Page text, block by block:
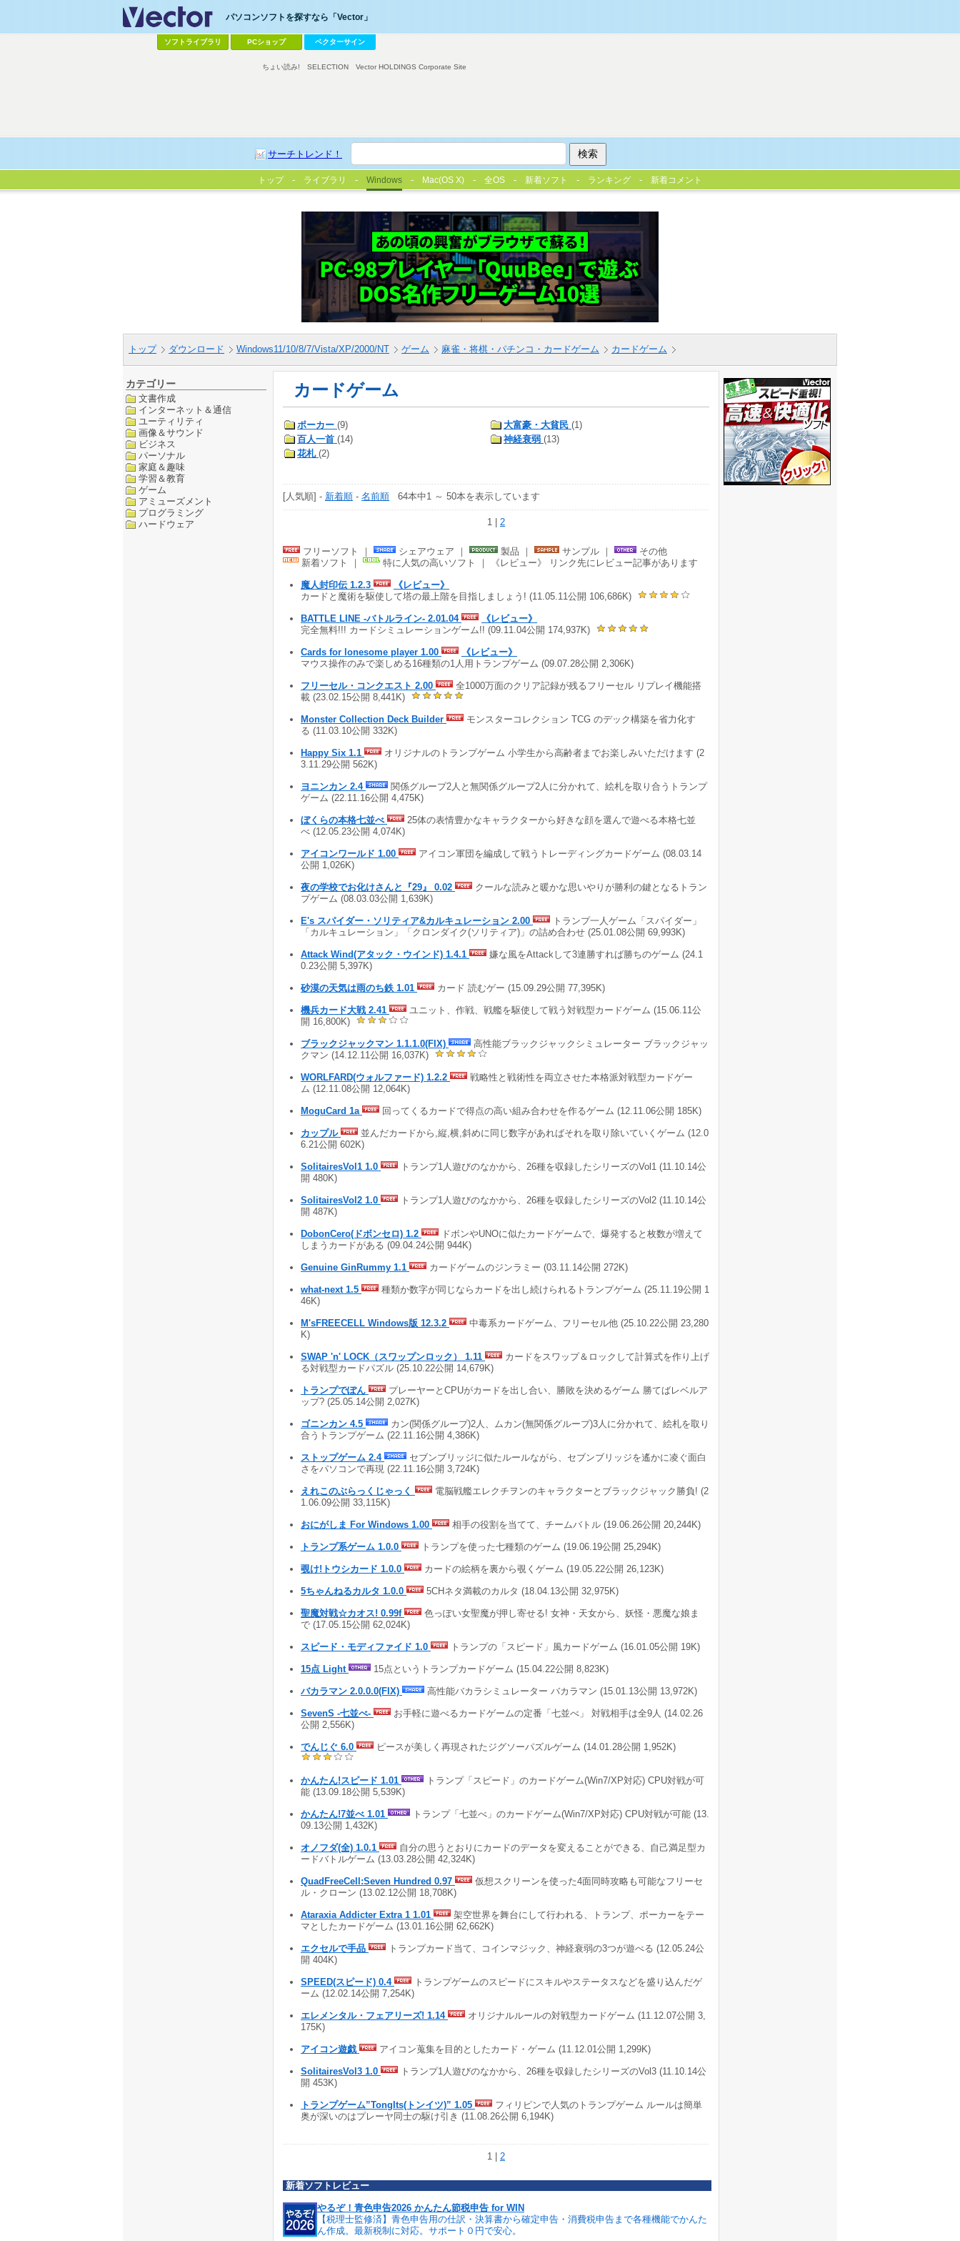
パソコンソフトを探すなら「Vector」
ソフトライブラリ PCショップ ベクターサイン
サーチトレンド！
ちょい読み! SELECTION Vector HOLDINGS Corporate Site
トップ ライブラリ Windows Mac(OS X) 全OS 新着ソフト ランキング 新着コメント
トップ ダウンロード Windows11/10/8/7/Vista/XP/2000/NT ゲーム 麻雀・将棋・パチンコ・カードゲーム カードゲーム
カテゴリー
文書作成
インターネット＆通信
ユーティリティ
画像＆サウンド
ビジネス
パーソナル
家庭＆趣味
学習＆教育
ゲーム
アミューズメント
プログラミング
ハードウェア
カードゲーム
ポーカー (9) 大富豪・大貧民 (1)
百人一首 (14) 神経衰弱 (13)
花札 (2)
[人気順] - 新着順 - 名前順 64本中1 ～ 50本を表示しています
1 | 2
フリーソフト ｜ シェアウェア ｜ 製品 ｜ サンプル ｜
その他
新着ソフト ｜
特に人気の高いソフト ｜ 《レビュー》 リンク先にレビュー記事があります
魔人封印伝 1.2.3
《レビュー》
カードと魔術を駆使して塔の最上階を目指しましょう! (11.05.11公開 106,686K)
BATTLE LINE -バトルライン- 2.01.04
《レビュー》
完全無料!!! カードシミュレーションゲーム!! (09.11.04公開 174,937K)
Cards for lonesome player 1.00
《レビュー》
マウス操作のみで楽しめる16種類の1人用トランプゲーム (09.07.28公開 2,306K)
フリーセル・コンクエスト 2.00
全1000万面のクリア記録が残るフリーセル リプレイ機能搭
載 (23.02.15公開 8,441K)
Monster Collection Deck Builder
モンスターコレクション TCG のデック構築を省力化す
る (11.03.10公開 332K)
Happy Six 1.1
オリジナルのトランプゲーム 小学生から高齢者までお楽しみいただけます (2
3.11.29公開 562K)
ヨニンカン 2.4
関係グループ2人と無関係グループ2人に分かれて、絵札を取り合うトランプ
ゲーム (22.11.16公開 4,475K)
ぼくらの本格七並べ
25体の表情豊かなキャラクターから好きな顔を選んで遊べる本格七並
べ (12.05.23公開 4,074K)
アイコンワールド 1.00
アイコン軍団を編成して戦うトレーディングカードゲーム (08.03.14
公開 1,026K)
夜の学校でお化けさんと『29』 0.02
クールな読みと暖かな思いやりが勝利の鍵となるトラン
プゲーム (08.03.03公開 1,639K)
E's スパイダー・ソリティア&カルキュレーション 2.00
トランプ一人ゲーム「スパイダー」
「カルキュレーション」「クロンダイク(ソリティア)」の詰め合わせ (25.01.08公開 69,993K)
Attack Wind(アタック・ウインド) 1.4.1
嫌な風をAttackして3連勝すれば勝ちのゲーム (24.1
0.23公開 5,397K)
砂漠の天気は雨のち鉄 1.01 カード 読むゲー (15.09.29公開 77,395K)
機兵カード大戦 2.41
ユニット、作戦、戦艦を駆使して戦う対戦型カードゲーム (15.06.11公
開 16,800K)
ブラックジャックマン 1.1.1.0(FIX)
高性能ブラックジャックシミュレーター ブラックジャッ
クマン (14.12.11公開 16,037K)
WORLFARD(ウォルファード) 1.2.2
戦略性と戦術性を両立させた本格派対戦型カードゲー
ム (12.11.08公開 12,064K)
MoguCard 1a 回ってくるカードで得点の高い組み合わせを作るゲーム (12.11.06公開 185K)
カップル
並んだカードから,縦,横,斜めに同じ数字があればそれを取り除いていくゲーム (12.0
6.21公開 602K)
SolitairesVol1 1.0
トランプ1人遊びのなかから、26種を収録したシリーズのVol1 (11.10.14公
開 480K)
SolitairesVol2 1.0
トランプ1人遊びのなかから、26種を収録したシリーズのVol2 (11.10.14公
開 487K)
DobonCero(ドボンセロ) 1.2
ドボンやUNOに似たカードゲームで、爆発すると枚数が増えて
しまうカードがある (09.04.24公開 944K)
Genuine GinRummy 1.1 カードゲームのジンラミー (03.11.14公開 272K)
what-next 1.5
種類か数字が同じならカードを出し続けられるトランプゲーム (25.11.19公開 1
46K)
M'sFREECELL Windows版 12.3.2
中毒系カードゲーム、フリーセル他 (25.10.22公開 23,280
K)
SWAP 'n' LOCK（スワップンロック） 1.11
カードをスワップ＆ロックして計算式を作り上げ
る対戦型カードパズル (25.10.22公開 14,679K)
トランプでぽん
プレーヤーとCPUがカードを出し合い、勝敗を決めるゲーム 勝てばレベルア
ップ? (25.05.14公開 2,027K)
ゴニンカン 4.5
カン(関係グループ)2人、ムカン(無関係グループ)3人に分かれて、絵札を取り
合うトランプゲーム (22.11.16公開 4,386K)
ストップゲーム 2.4
セブンブリッジに似たルールながら、セブンブリッジを遙かに凌ぐ面白
さをパソコンで再現 (22.11.16公開 3,724K)
えれこのぶらっくじゃっく
電脳戦艦エレクチヲンのキャラクターとブラックジャック勝負! (2
1.06.09公開 33,115K)
おにがしま For Windows 1.00 相手の役割を当てて、チームバトル (19.06.26公開 20,244K)
トランプ系ゲーム 1.0.0 トランプを使った七種類のゲーム (19.06.19公開 25,294K)
覗け!トウシカード 1.0.0 カードの絵柄を裏から覗くゲーム (19.05.22公開 26,123K)
5ちゃんねるカルタ 1.0.0 5CHネタ満載のカルタ (18.04.13公開 32,975K)
聖魔対戦☆カオス! 0.99f
色っぽい女聖魔が押し寄せる! 女神・天女から、妖怪・悪魔な娘ま
で (17.05.15公開 62,024K)
スピード・モディファイド 1.0 トランプの「スピード」風カードゲーム (16.01.05公開 19K)
15点 Light 15点というトランプカードゲーム (15.04.22公開 8,823K)
バカラマン 2.0.0.0(FIX) 高性能バカラシミュレーター バカラマン (15.01.13公開 13,972K)
SevenS -七並べ-
お手軽に遊べるカードゲームの定番「七並べ」 対戦相手は全9人 (14.02.26
公開 2,556K)
でんじぐ 6.0 ピースが美しく再現されたジグソーパズルゲーム (14.01.28公開 1,952K)
かんたん!スピード 1.01
トランプ「スピード」のカードゲーム(Win7/XP対応) CPU対戦が可
能 (13.09.18公開 5,539K)
かんたん!7並べ 1.01
トランプ「七並べ」のカードゲーム(Win7/XP対応) CPU対戦が可能 (13.
09.13公開 1,432K)
オノフダ(全) 1.0.1
自分の思うとおりにカードのデータを変えることができる、自己満足型カ
ードバトルゲーム (13.03.28公開 42,324K)
QuadFreeCell:Seven Hundred 0.97
仮想スクリーンを使った4面同時攻略も可能なフリーセ
ル・クローン (13.02.12公開 18,708K)
Ataraxia Addicter Extra 1 1.01
架空世界を舞台にして行われる、トランプ、ポーカーをテー
マとしたカードゲーム (13.01.16公開 62,662K)
エクセルで手品
トランプカード当て、コインマジック、神経衰弱の3つが遊べる (12.05.24公
開 404K)
SPEED(スピード) 0.4
トランプゲームのスピードにスキルやステータスなどを盛り込んだゲ
ーム (12.02.14公開 7,254K)
エレメンタル・フェアリーズ! 1.14
オリジナルルールの対戦型カードゲーム (11.12.07公開 3,
175K)
アイコン遊戯 アイコン蒐集を目的としたカード・ゲーム (11.12.01公開 1,299K)
SolitairesVol3 1.0
トランプ1人遊びのなかから、26種を収録したシリーズのVol3 (11.10.14公
開 453K)
トランプゲーム”TongIts(トンイツ)” 1.05
フィリピンで人気のトランプゲーム ルールは簡単
奥が深いのはプレーヤ同士の駆け引き (11.08.26公開 6,194K)
1 | 2
新着ソフトレビュー
やるぞ！青色申告2026 かんたん節税申告 for WIN
【税理士監修済】青色申告用の仕訳・決算書から確定申告・消費税申告まで各種機能でかんた
ん作成。最新税制に対応。サポート０円で安心。